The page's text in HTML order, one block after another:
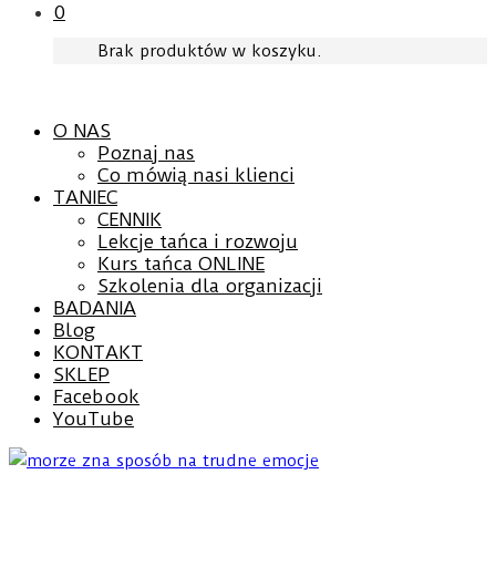
0
Brak produktów w koszyku.
O NAS
Poznaj nas
Co mówią nasi klienci
TANIEC
CENNIK
Lekcje tańca i rozwoju
Kurs tańca ONLINE
Szkolenia dla organizacji
BADANIA
Blog
KONTAKT
SKLEP
Facebook
YouTube